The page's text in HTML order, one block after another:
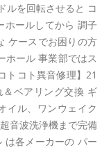
ルを回転させると コ
ホールしてから 調子
ケースでお困りの方
ホール 事業部ではス
トコト異音修理】21
＆ベアリング交換 ギ
イル、ワンウェイク
音波洗浄機まで完備
は各メーカーの パー